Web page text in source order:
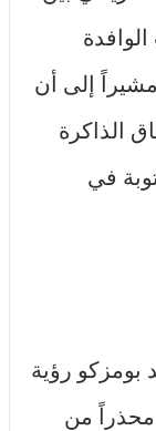
الوافدة
مشيراً إلى أن
الذاكرة
في
رؤية
محذراً من